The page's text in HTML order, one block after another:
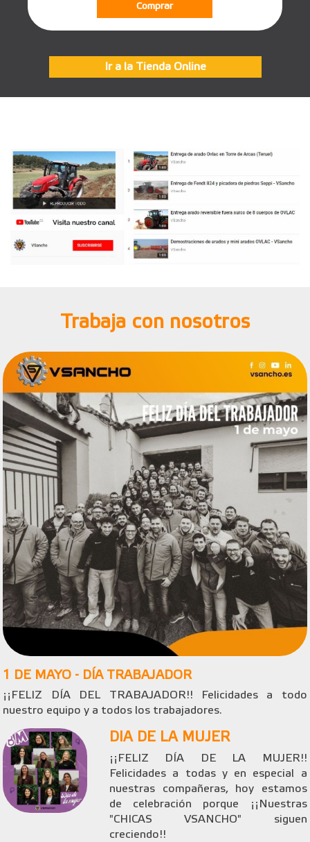
Comprar
Ir a la Tienda Online
Trabaja con nosotros
1 DE MAYO - DÍA TRABAJADOR
¡¡FELIZ DÍA DEL TRABAJADOR!! Felicidades a todo
nuestro equipo y a todos los trabajadores.
DIA DE LA MUJER
¡¡FELIZ DÍA DE LA MUJER!!
Felicidades a todas y en especial a
nuestras compañeras, hoy estamos
de celebración porque ¡¡Nuestras
"CHICAS VSANCHO" siguen
creciendo!!